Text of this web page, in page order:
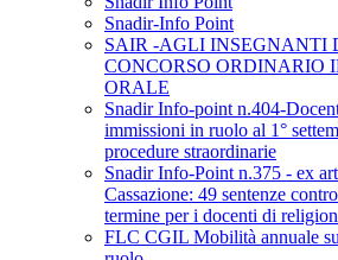
Snadir-Info Point
SAIR -AGLI INSEGNANTI
CONCORSO ORDINARIO
ORALE
Snadir Info-point n.404-
immissioni in ruolo al 1°
procedure straordinarie
Snadir Info-Point n.375 - ex
Cassazione: 49 sentenze
termine per i docenti di
FLC CGIL Mobilità annuale